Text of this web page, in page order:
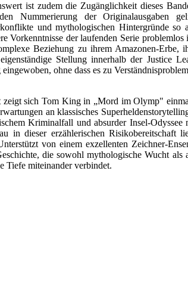
ist zudem die Zugänglichkeit dieses
Nummerierung der Originalausgaben
und mythologischen Hintergründe so
Vorkenntnisse der laufenden Serie
Beziehung zu ihrem Amazonen-Erbe,
Stellung innerhalb der Justice
ohne dass es zu
zeigt sich Tom King in „Mord im Olymp"
an klassisches
Kriminalfall und absurder Insel-Odyssee
in dieser erzählerischen Risikobereitschaft
von einem exzellenten Zeichner-
die sowohl mythologische Wucht
Tiefe miteinander verbindet.